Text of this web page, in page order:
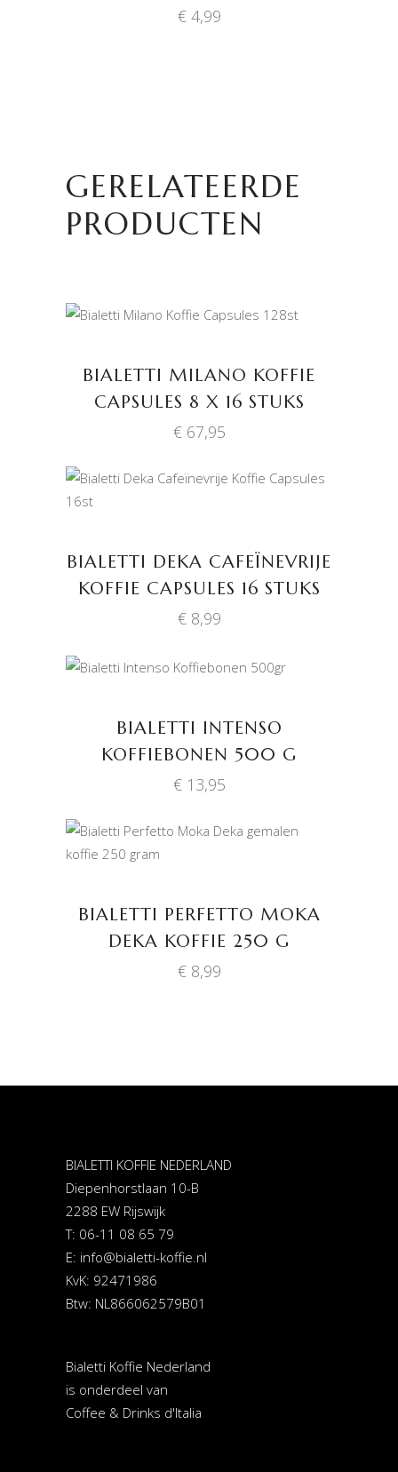
€4,99
GERELATEERDE
PRODUCTEN
BIALETTI MILANO KOFFIE
CAPSULES 8 X 16 STUKS
€67,95
BIALETTI DEKA CAFEÏNEVRIJE
KOFFIE CAPSULES 16 STUKS
€8,99
BIALETTI INTENSO
KOFFIEBONEN 500 G
€13,95
WINKELWAGEN
BIALETTI PERFETTO MOKA
DEKA KOFFIE 250 G
€8,99
BIALETTI KOFFIE NEDERLAND
Diepenhorstlaan 10-B
2288 EW Rijswijk
T: 06-11 08 65 79
E: info@bialetti-koffie.nl
KvK: 92471986
Btw: NL866062579B01
Bialetti Koffie Nederland
is onderdeel van
Coffee & Drinks d'Italia